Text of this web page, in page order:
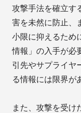
攻撃手法を確立す
害を未然に防止、
小限に抑えるため
情報」の入手が必
引先やサプライヤ
る情報には限界が
また、攻撃を受け